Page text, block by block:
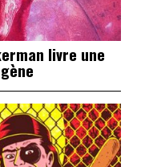
livre une